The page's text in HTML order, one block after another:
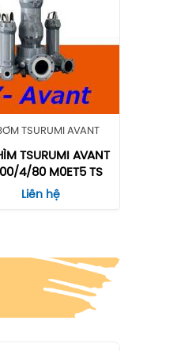
TSURUMI AVANT
TSURUMI AVANT
4/80 M0ET5 TS
Liên hệ